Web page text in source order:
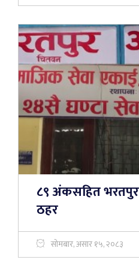
८९ अंकसहित
ठहर
सोमबार, असार १५, २०८३